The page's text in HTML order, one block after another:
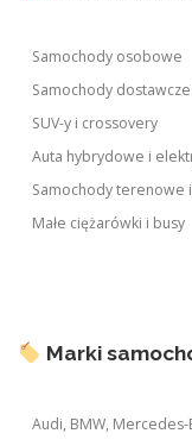
Samochody osobowe
Samochody
SUV-y i crossovery
Auta hybrydowe i
Samochody terenowe
Małe ciężarówki i busy
Marki
Audi, BMW,